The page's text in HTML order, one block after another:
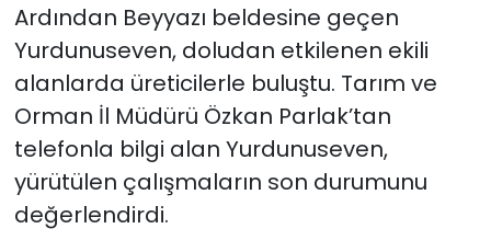
Ardından Beyyazı beldesine geçen
Yurdunuseven, doludan etkilenen ekili
alanlarda üreticilerle buluştu. Tarım ve
Orman İl Müdürü Özkan Parlak’tan
telefonla bilgi alan Yurdunuseven,
yürütülen çalışmaların son durumunu
değerlendirdi.